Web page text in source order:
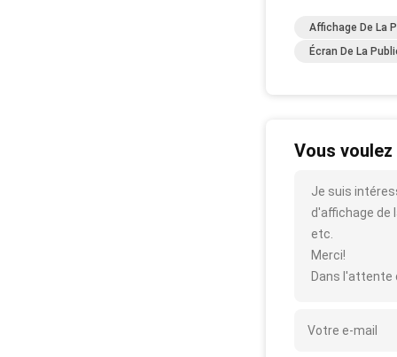
Affichage De La
Écran De La
Vous
Je suis
d'affichage de
etc.
Merci!
Dans l'attente